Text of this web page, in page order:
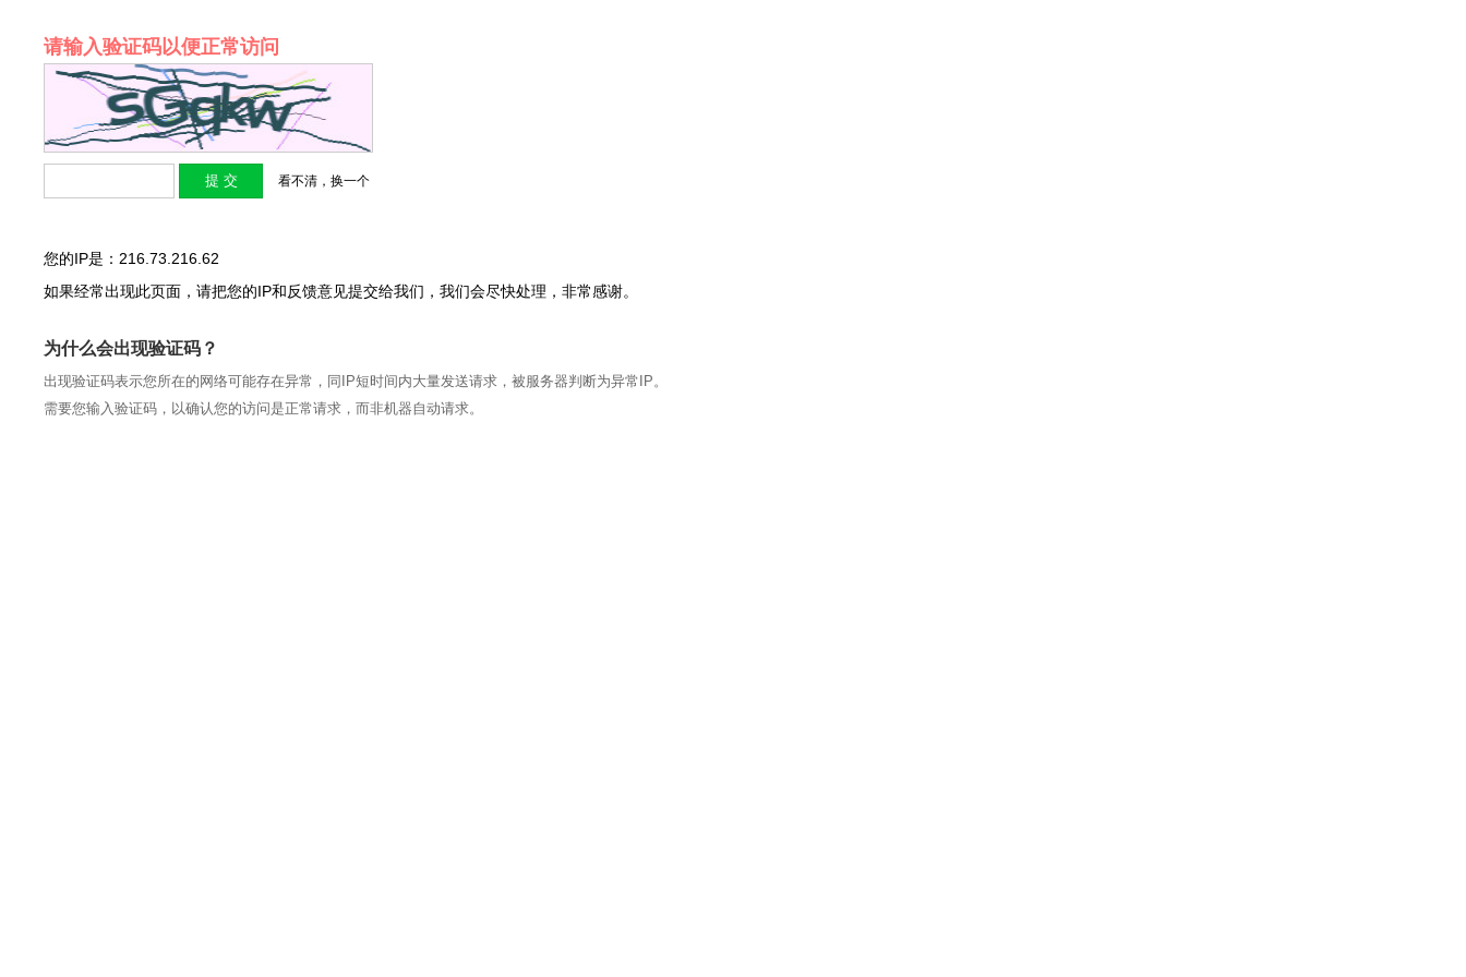
请输入验证码以便正常访问
看不清，换一个
您的IP是：216.73.216.62
如果经常出现此页面，请把您的IP和反馈意见提交给我们，我们会尽快处理，非常感谢。
为什么会出现验证码？
出现验证码表示您所在的网络可能存在异常，同IP短时间内大量发送请求，被服务器判断为异常IP。
需要您输入验证码，以确认您的访问是正常请求，而非机器自动请求。